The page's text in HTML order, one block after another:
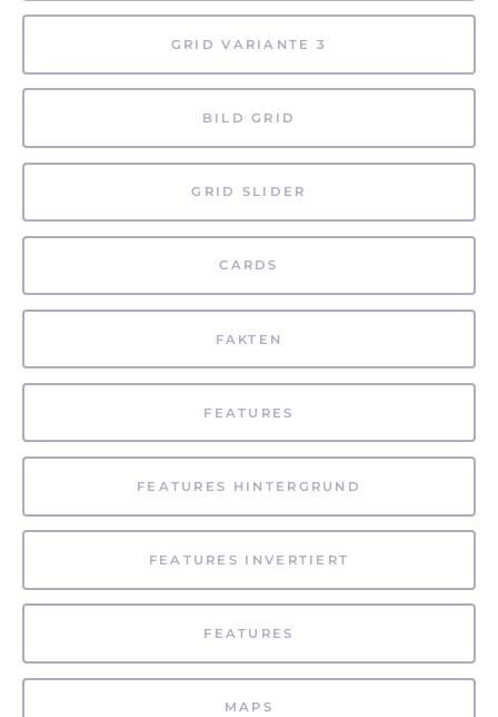
GRID VARIANTE 3
BILD GRID
GRID SLIDER
CARDS
FAKTEN
FEATURES
FEATURES HINTERGRUND
FEATURES INVERTIERT
FEATURES
MAPS